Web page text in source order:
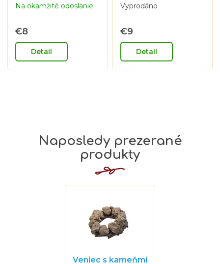
Na okamžité odoslanie
€8
Detail
Vyprodáno
€9
Detail
Naposledy prezerané
produkty
Veniec s kameňmi